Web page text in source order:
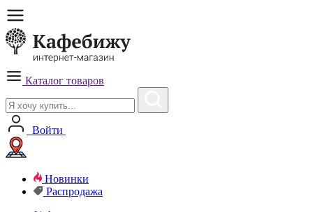
Каталог товаров
Войти
Новинки
Распродажа